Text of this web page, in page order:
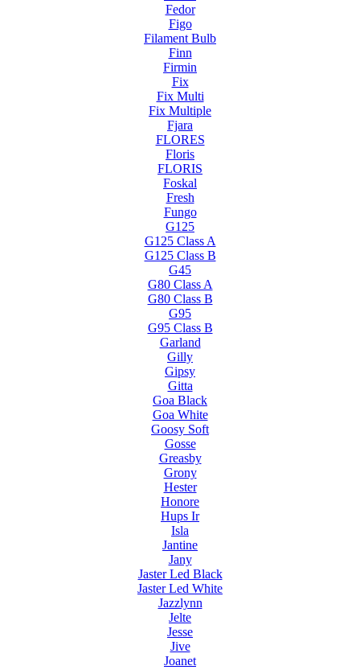
Fedor
Figo
Filament Bulb
Finn
Firmin
Fix
Fix Multi
Fix Multiple
Fjara
FLORES
Floris
FLORIS
Foskal
Fresh
Fungo
G125
G125 Class A
G125 Class B
G45
G80 Class A
G80 Class B
G95
G95 Class B
Garland
Gilly
Gipsy
Gitta
Goa Black
Goa White
Goosy Soft
Gosse
Greasby
Grony
Hester
Honore
Hups Ir
Isla
Jantine
Jany
Jaster Led Black
Jaster Led White
Jazzlynn
Jelte
Jesse
Jive
Joanet